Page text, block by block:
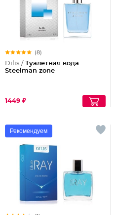
(8)
Dilis / Туалетная вода
Steelman zone
1449 ₽
Рекомендуем